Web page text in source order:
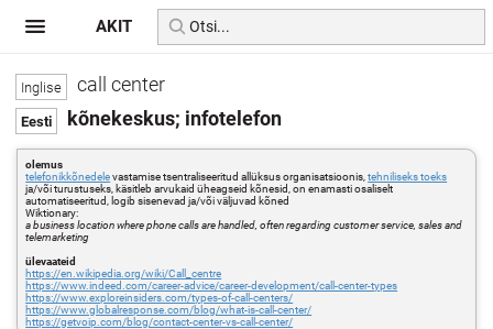
call center
kõnekeskus; infotelefon
olemus
telefonikkõnedelevastamise tsentraliseeritud allüksus organisatsioonis,tehniliseks toeks
ja/või turustuseks, käsitleb arvukaid üheagseid kõnesid, on enamasti osaliselt
automatiseeritud, logib sisenevad ja/või väljuvad kõned
Wiktionary:
a business location where phone calls are handled, often regarding customer service, sales and
telemarketing
ülevaateid
https://en.wikipedia.org/wiki/Call_centre
https://www.indeed.com/career-advice/career-development/call-center-types
https://www.exploreinsiders.com/types-of-call-centers/
https://www.globalresponse.com/blog/what-is-call-center/
https://getvoip.com/blog/contact-center-vs-call-center/
AKIT